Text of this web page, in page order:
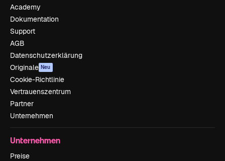
Academy
Dokumentation
Support
AGB
Datenschutzerklärung
Originale Neu
Cookie-Richtlinie
Vertrauenszentrum
Partner
Unternehmen
Unternehmen
Preise